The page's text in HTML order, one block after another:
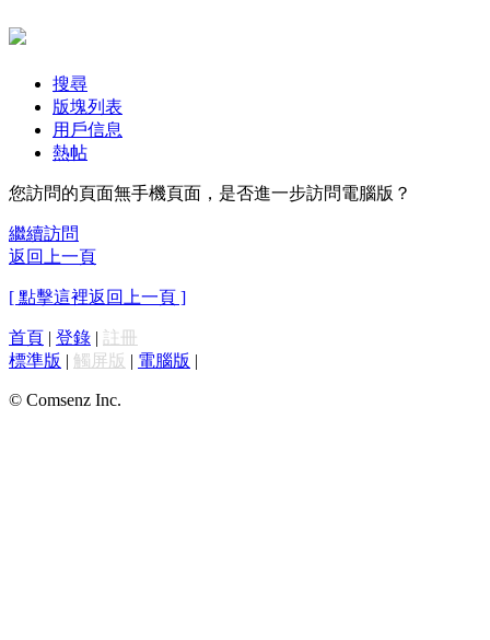
搜尋
版塊列表
用戶信息
熱帖
您訪問的頁面無手機頁面，是否進一步訪問電腦版？
繼續訪問
返回上一頁
[ 點擊這裡返回上一頁 ]
首頁 | 登錄 | 註冊
標準版 | 觸屏版 | 電腦版 |
© Comsenz Inc.